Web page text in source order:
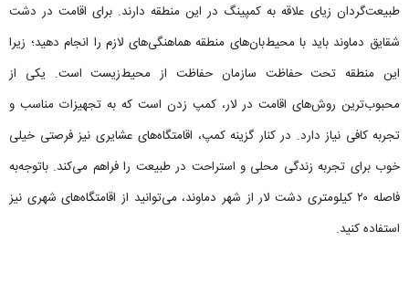
طبیعت‌گردان زیای علاقه به کمپینگ در این منطقه دارند. برای اقامت در دشت
شقایق دماوند باید با محیط‌‌بان‌های منطقه هماهنگی‌های لازم را انجام دهید؛ زیرا
این منطقه تحت حفاظت سازمان حفاظت از محیط‌زیست است. یکی از
محبوب‌ترین روش‌های اقامت در لار، کمپ زدن است که به تجهیزات مناسب و
تجربه کافی نیاز دارد. در کنار گزینه کمپ، اقامتگاه‌های عشایری نیز فرصتی خیلی
خوب برای تجربه زندگی محلی و استراحت در طبیعت را فراهم می‌کند. باتوجه‌به
فاصله ۲۰ کیلومتری دشت لار از شهر دماوند، می‌توانید از اقامتگاه‌های شهری نیز
استفاده کنید.